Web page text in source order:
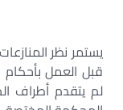
يستمر نظر
قبل العمل
لم يتقدم أطراف